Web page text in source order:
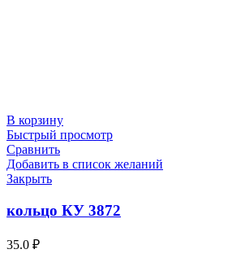
В корзину
Быстрый просмотр
Сравнить
Добавить в список желаний
Закрыть
кольцо КУ 3872
35.0 ₽